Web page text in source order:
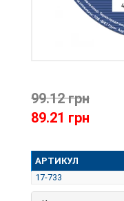
99.12 грн
89.21 грн
АРТИКУЛ
17-733